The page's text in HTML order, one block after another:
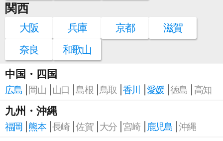
関西
大阪 兵庫 京都
滋賀
奈良
和歌山
中国・四国
広島 岡山 山口 島根 鳥取 香川 愛媛 徳島 高知
九州・沖縄
福岡 熊本 長崎 佐賀 大分 宮崎 鹿児島 沖縄